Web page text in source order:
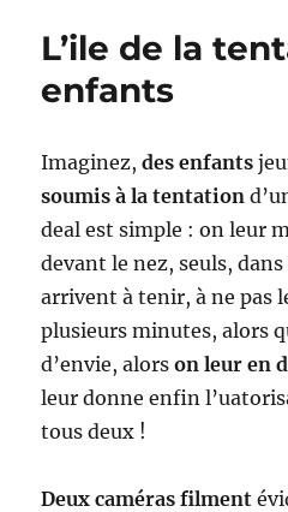
l’enfant
lipdub
L’ile de la
enfants
Imaginez,des enfants
soumis à la tentation
deal est simple : on leur
devant le nez, seuls, dans
arrivent à tenir, à ne pas
plusieurs minutes, alors
d’envie, alorson leur en
leur donne enfin
tous deux !
Deux caméras filment